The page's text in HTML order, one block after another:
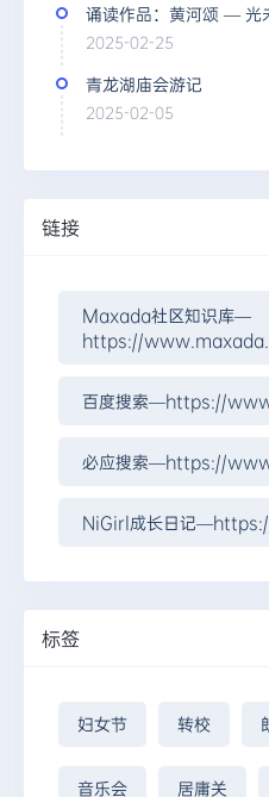
诵读作品：黄河颂 — 光
2025-02-25
青龙湖庙会游记
2025-02-05
链接
Maxada社区知识库—
https://
百度搜索—https://
必应搜索—https://
NiGirl成长日记
标签
妇女节 转校
音乐会 居庸关